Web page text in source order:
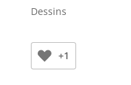
Dessins
+1